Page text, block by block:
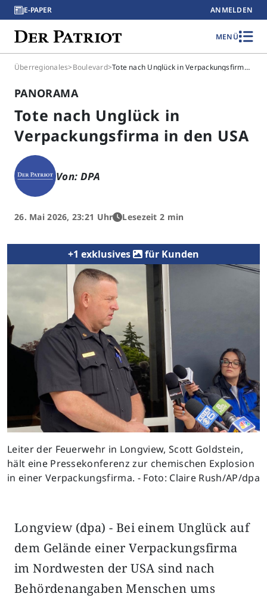
E-PAPER ANMELDEN
MENÜ
Überregionales>Boulevard> Tote nach Unglück in Verpackungsfirma in den USA
PANORAMA
Tote nach Unglück in
Verpackungsfirma in den USA
Von: DPA
26. Mai 2026, 23:21 Uhr Lesezeit 2 min
+1 exklusives für Kunden
Leiter der Feuerwehr in Longview, Scott Goldstein,
hält eine Pressekonferenz zur chemischen Explosion
in einer Verpackungsfirma. - Foto: Claire Rush/AP/dpa
Previous Next
Longview (dpa) - Bei einem Unglück auf
dem Gelände einer Verpackungsfirma
im Nordwesten der USA sind nach
Behördenangaben Menschen ums